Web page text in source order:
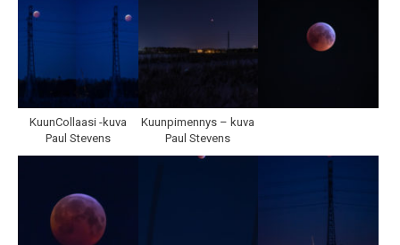
KuunCollaasi -kuva
Paul Stevens
Kuunpimennys – kuva
Paul Stevens